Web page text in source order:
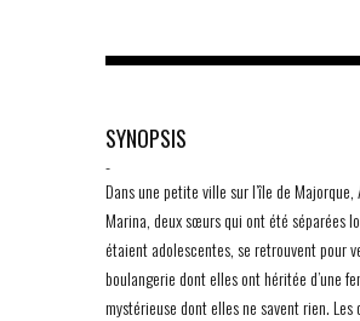
SYNOPSIS
-
Dans une petite ville sur l’île de Majorque,
Marina, deux sœurs qui ont été séparées
étaient adolescentes, se retrouvent pour
boulangerie dont elles ont héritée d’une
mystérieuse dont elles ne savent rien. Les